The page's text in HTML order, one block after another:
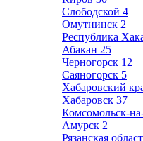
Слободской 4
Омутнинск 2
Республика
Абакан 25
Черногорск 12
Саяногорск 5
Хабаровский
Хабаровск 37
Комсомольск-
Амурск 2
Рязанская